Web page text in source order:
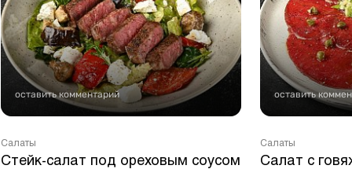
оставить комментарий
Салаты
Стейк-салат под ореховым соусом
оставить
Салаты
Салат с